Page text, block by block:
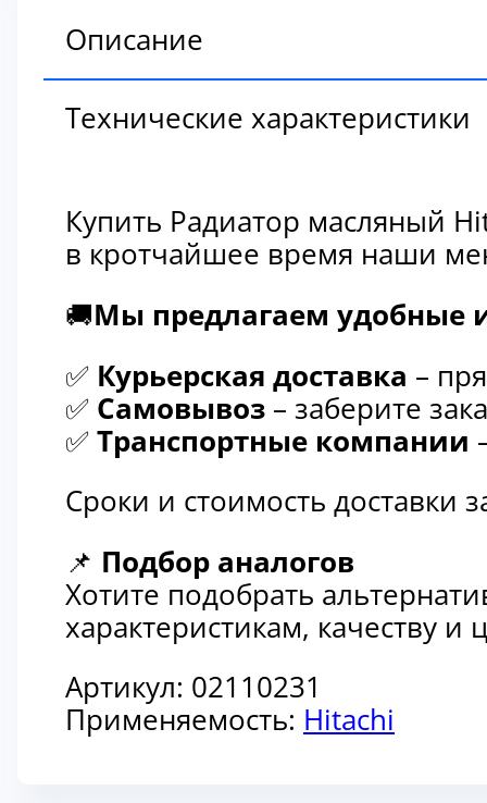
Описание
Технические характеристики
Купить Радиатор масляный
в кротчайшее время наши
🚚Мы предлагаем удобные
✅ Курьерская доставка –
✅ Самовывоз – заберите
✅ Транспортные компании
Сроки и стоимость доставки
📌 Подбор аналогов
Хотите подобрать
характеристикам, качеству
Артикул: 02110231
Применяемость: Hitachi